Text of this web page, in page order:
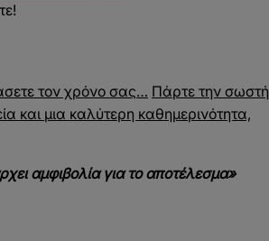
τον χρόνο σας… Πάρτε την σωστή
και μια καλύτερη καθημερινότητα,
αμφιβολία για το αποτέλεσμα»